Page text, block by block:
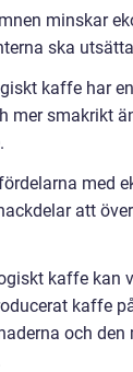
minskar
ska
kaffe har
mer smakrikt
med
att
kaffe kan
kaffe
och den